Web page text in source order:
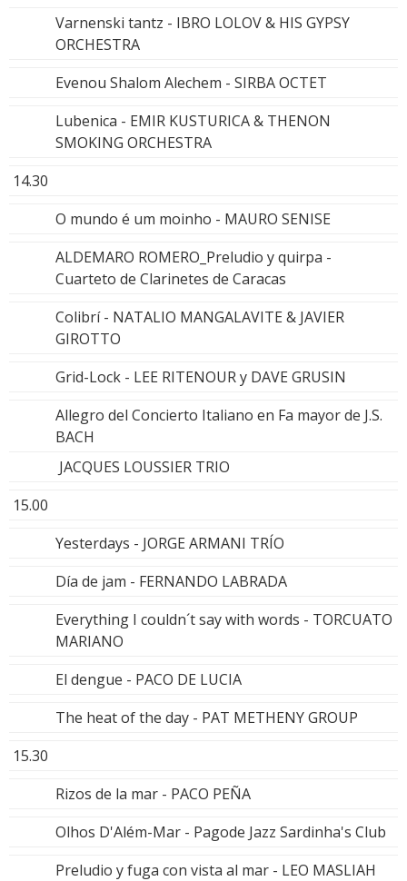
Varnenski tantz - IBRO LOLOV & HIS GYPSY
ORCHESTRA
Evenou Shalom Alechem - SIRBA OCTET
Lubenica - EMIR KUSTURICA & THENON
SMOKING ORCHESTRA
14.30
O mundo é um moinho - MAURO SENISE
ALDEMARO ROMERO_Preludio y quirpa -
Cuarteto de Clarinetes de Caracas
Colibrí - NATALIO MANGALAVITE & JAVIER
GIROTTO
Grid-Lock - LEE RITENOUR y DAVE GRUSIN
Allegro del Concierto Italiano en Fa mayor de J.S.
BACH
JACQUES LOUSSIER TRIO
15.00
Yesterdays - JORGE ARMANI TRÍO
Día de jam - FERNANDO LABRADA
Everything I couldn´t say with words - TORCUATO
MARIANO
El dengue - PACO DE LUCIA
The heat of the day - PAT METHENY GROUP
15.30
Rizos de la mar - PACO PEÑA
Olhos D'Além-Mar - Pagode Jazz Sardinha's Club
Preludio y fuga con vista al mar - LEO MASLIAH